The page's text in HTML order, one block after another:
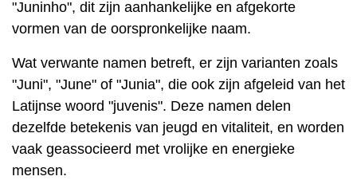
"Juninho", dit zijn aanhankelijke en afgekorte
vormen van de oorspronkelijke naam.
Wat verwante namen betreft, er zijn varianten zoals
"Juni", "June" of "Junia", die ook zijn afgeleid van het
Latijnse woord "juvenis". Deze namen delen
dezelfde betekenis van jeugd en vitaliteit, en worden
vaak geassocieerd met vrolijke en energieke
mensen.